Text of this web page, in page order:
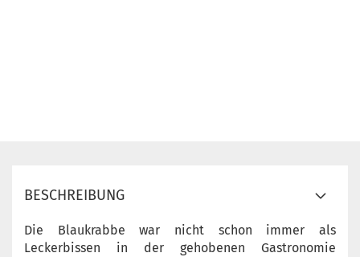
BESCHREIBUNG
Die Blaukrabbe war nicht schon immer als
Leckerbissen in der gehobenen Gastronomie